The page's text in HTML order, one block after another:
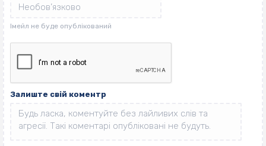
Залиште свій коментр